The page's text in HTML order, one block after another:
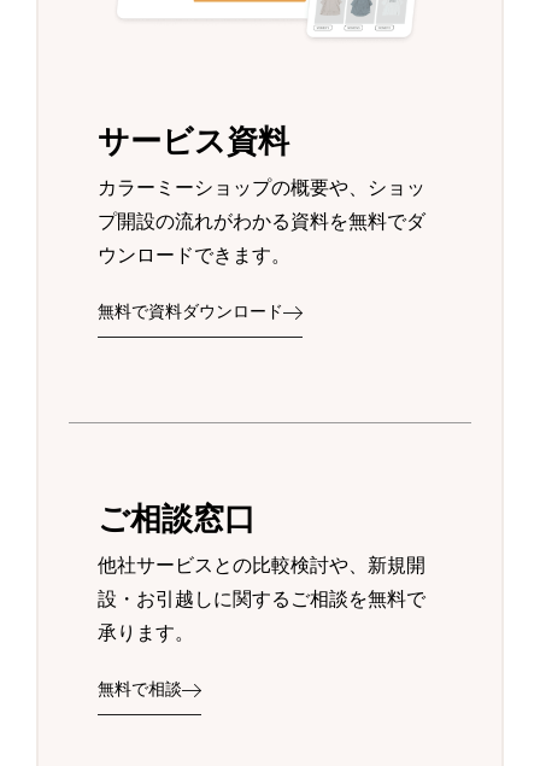
サービス資料
カラーミーショップの概要や、ショッ
プ開設の流れがわかる資料を無料でダ
ウンロードできます。
無料で資料ダウンロード
ご相談窓口
他社サービスとの比較検討や、新規開
設・お引越しに関するご相談を無料で
承ります。
無料で相談